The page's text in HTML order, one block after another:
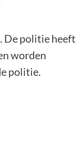
De politie heeft
worden
politie.